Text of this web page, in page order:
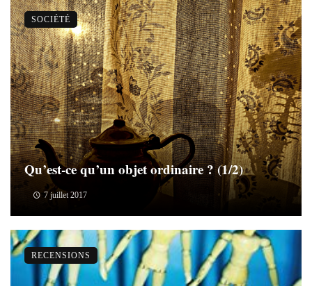
Qu’est-ce qu’un objet ordinaire ? (1/2)
7 juillet 2017
SOCIÉTÉ
RECENSIONS